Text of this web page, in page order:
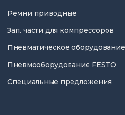
Ремни приводные
Зап. части для компрессоров
Пневматическое оборудование
Пневмооборудование FESTO
Специальные предложения